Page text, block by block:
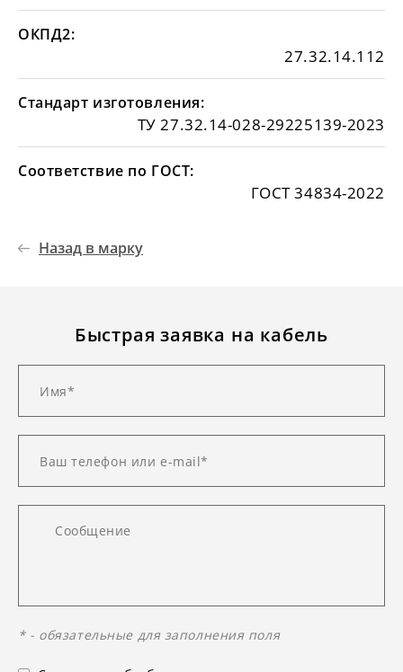
ОКПД2:
27.32.14.112
Стандарт изготовления:
ТУ 27.32.14-028-29225139-2023
Соответствие по ГОСТ:
ГОСТ 34834-2022
Назад в марку
Быстрая заявка на кабель
* - обязательные для заполнения поля